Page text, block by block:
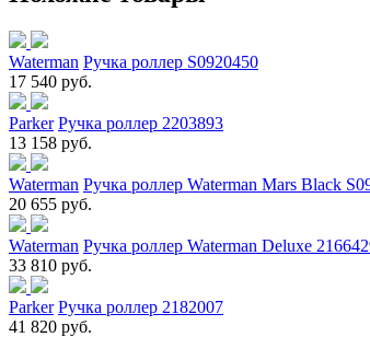
Waterman Ручка роллер S0920450
17 540 руб.
Parker Ручка роллер 2203893
13 158 руб.
Waterman Ручка роллер Waterman Mars Black
20 655 руб.
Waterman Ручка роллер Waterman Deluxe
33 810 руб.
Parker Ручка роллер 2182007
41 820 руб.